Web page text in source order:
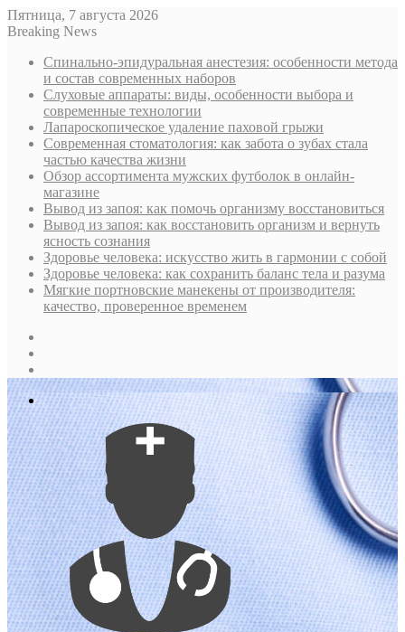
Пятница, 7 августа 2026
Breaking News
Спинально-эпидуральная анестезия: особенности метода
и состав современных наборов
Слуховые аппараты: виды, особенности выбора и
современные технологии
Лапароскопическое удаление паховой грыжи
Современная стоматология: как забота о зубах стала
частью качества жизни
Обзор ассортимента мужских футболок в онлайн-
магазине
Вывод из запоя: как помочь организму восстановиться
Вывод из запоя: как восстановить организм и вернуть
ясность сознания
Здоровье человека: искусство жить в гармонии с собой
Здоровье человека: как сохранить баланс тела и разума
Мягкие портновские манекены от производителя:
качество, проверенное временем
In
Меню